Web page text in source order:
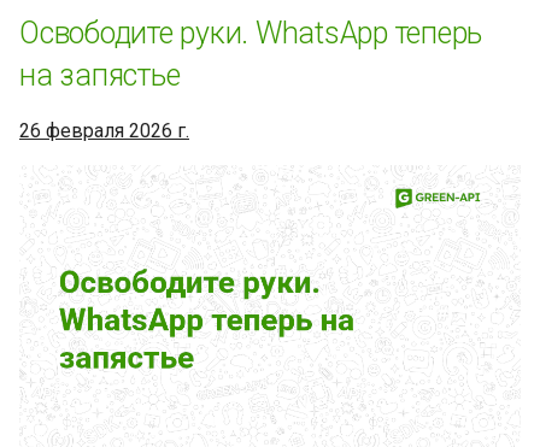
прошедшую неделю (03
ноября 2025 - 10 ноября
2025)
WhatsApp вводит теги для
участников групп
Новинки WhatsApp за
прошедшую неделю (28
октября 2025 - 4 ноября
2025)
Интеграция WhatsApp с
Освободите руки. WhatsApp теперь
на запястье
26 февраля 2026 г.